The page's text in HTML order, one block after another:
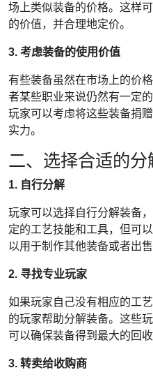
场上类似装备的价格。这样
的价值，并合理地定价。
3. 考虑装备的使用价值
有些装备虽然在市场上的价
者某些职业来说仍然有一定
玩家可以考虑将这些装备捐
实力。
二、选择合适的分
1. 自行分解
玩家可以选择自行分解装备
定的工艺技能和工具，但可
以用于制作其他装备或者出售
2. 寻找专业玩家
如果玩家自己没有相应的工
的玩家帮助分解装备。这些
可以确保装备得到最大的回收
3. 转卖给收购商